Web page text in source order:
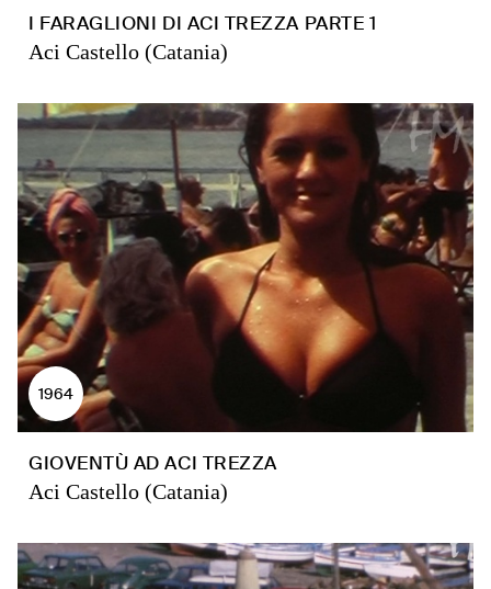
I FARAGLIONI DI ACI TREZZA PARTE 1
Aci Castello (Catania)
1964
GIOVENTÙ AD ACI TREZZA
Aci Castello (Catania)